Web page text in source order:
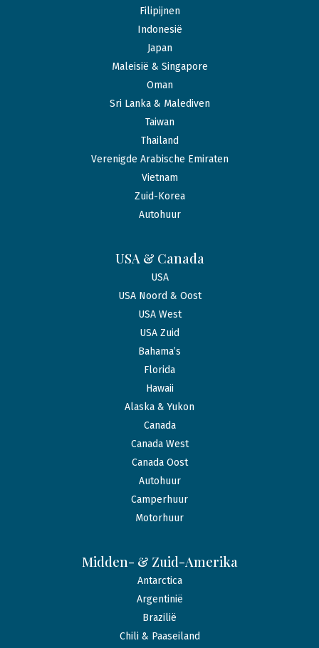
Filipijnen
Indonesië
Japan
Maleisië & Singapore
Oman
Sri Lanka & Malediven
Taiwan
Thailand
Verenigde Arabische Emiraten
Vietnam
Zuid-Korea
Autohuur
USA & Canada
USA
USA Noord & Oost
USA West
USA Zuid
Bahama’s
Florida
Hawaii
Alaska & Yukon
Canada
Canada West
Canada Oost
Autohuur
Camperhuur
Motorhuur
Midden- & Zuid-Amerika
Antarctica
Argentinië
Brazilië
Chili & Paaseiland